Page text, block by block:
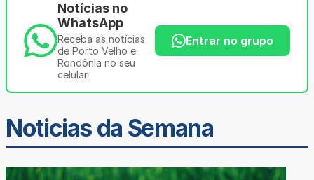
Notícias no
WhatsApp
Receba as notícias
de Porto Velho e
Rondônia no seu
celular.
Entrar no grupo
Noticias da Semana